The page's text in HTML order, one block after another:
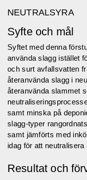
NEUTRALSYRA
Syfte och mål
Syftet med denna
använda slagg istället
och surt avfallsvatten
återanvända slagg i
återanvända slammet
samt minska på
slagg-typer
samt jämförts med
idag för att
Resultat och